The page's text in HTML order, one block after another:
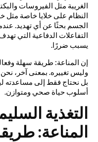
الغريبة مثل الفيروسات
النظام على خلايا خاصة مثل
الجسم بحثًا عن أي تهديد.
التفاعلات الدفاعية التي
يسبب ضررًا.
إن المناعة: طريقة سهلة
وليس تغييره. بمعنى آخر، نحن
بل نحتاج فقط إلى مساعدته
أسلوب حياة صحي ومتوازن.
التغذية
المناعة: